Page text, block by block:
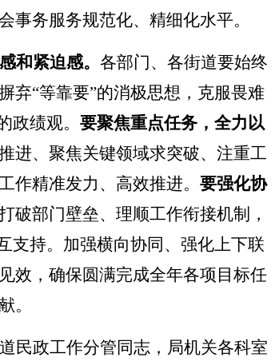
事务服务规范化、精细化水平。
和紧迫感。 各部门、各街道要始终
弃“等靠要”的消极思想，克服畏难
政绩观。 要聚焦重点任务，全力以
进、聚焦关键领域求突破、注重工
作精准发力、高效推进。 要强化协
破部门壁垒、理顺工作衔接机制，
支持。加强横向协同、强化上下联
效，确保圆满完成全年各项目标任
。
民政工作分管同志，局机关各科室